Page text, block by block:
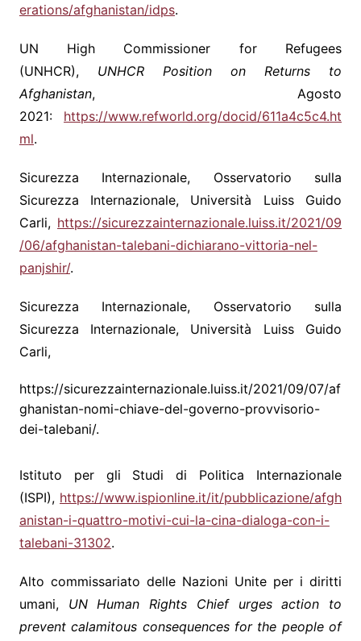
erations/afghanistan/idps.
UN High Commissioner for Refugees
(UNHCR), UNHCR Position on Returns to
Afghanistan, Agosto
2021: https://www.refworld.org/docid/611a4c5c4.ht
ml.
Sicurezza Internazionale, Osservatorio sulla
Sicurezza Internazionale, Università Luiss Guido
Carli, https://sicurezzainternazionale.luiss.it/2021/09
/06/afghanistan-talebani-dichiarano-vittoria-nel-
panjshir/.
Sicurezza Internazionale, Osservatorio sulla
Sicurezza Internazionale, Università Luiss Guido
Carli,
https://sicurezzainternazionale.luiss.it/2021/09/07/af
ghanistan-nomi-chiave-del-governo-provvisorio-
dei-talebani/.
Istituto per gli Studi di Politica Internazionale
(ISPI), https://www.ispionline.it/it/pubblicazione/afgh
anistan-i-quattro-motivi-cui-la-cina-dialoga-con-i-
talebani-31302.
Alto commissariato delle Nazioni Unite per i diritti
umani, UN Human Rights Chief urges action to
prevent calamitous consequences for the people of